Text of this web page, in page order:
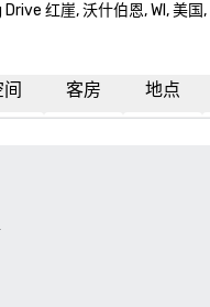
红崖, 沃什伯恩, WI, 美国
客房 地点